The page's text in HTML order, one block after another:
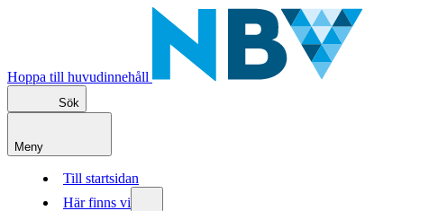
Hoppa till huvudinnehåll
Sök
Meny
Till startsidan
Här finns vi